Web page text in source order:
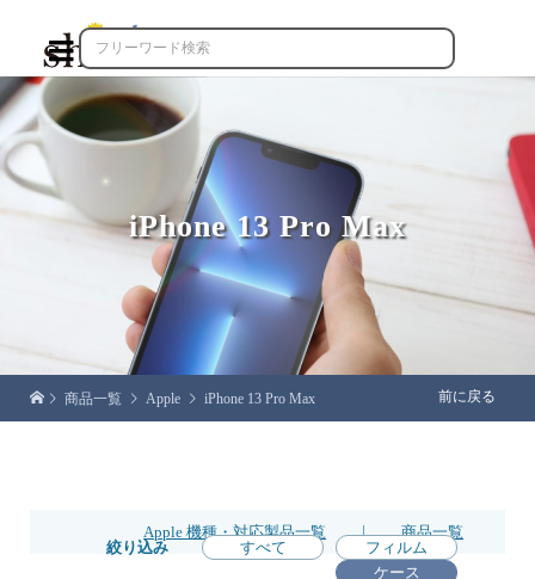

iPhone 13 Pro Max
商品一覧 Apple iPhone 13 Pro Max 前に戻る
Apple 機種・対応製品一覧 |
商品一覧
絞り込み
すべて
フィルム
ケース